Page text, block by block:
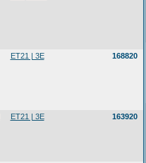
ET21 | 3E 168820
ET21 | 3E 163920